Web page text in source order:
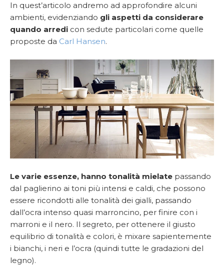
In quest’articolo andremo ad approfondire alcuni
ambienti, evidenziando gli aspetti da considerare
quando arredi con sedute particolari come quelle
proposte da Carl Hansen.
Le varie essenze, hanno tonalità mielate passando
dal paglierino ai toni più intensi e caldi, che possono
essere ricondotti alle tonalità dei gialli, passando
dall’ocra intenso quasi marroncino, per finire con i
marroni e il nero. Il segreto, per ottenere il giusto
equilibrio di tonalità e colori, è mixare sapientemente
i bianchi, i neri e l’ocra (quindi tutte le gradazioni del
legno).